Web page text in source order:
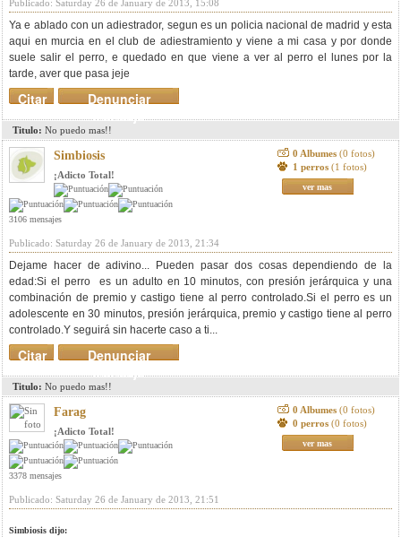
Publicado: Saturday 26 de January de 2013, 15:08
Ya e ablado con un adiestrador, segun es un policia nacional de madrid y esta
aqui en murcia en el club de adiestramiento y viene a mi casa y por donde
suele salir el perro, e quedado en que viene a ver al perro el lunes por la
tarde, aver que pasa jeje
Denunciar
mensaje
Citar
Titulo: No puedo mas!!
Simbiosis
¡Adicto Total!
3106 mensajes
0 Albumes (0 fotos)
1 perros (1 fotos)
ver mas
Publicado: Saturday 26 de January de 2013, 21:34
Dejame hacer de adivino... Pueden pasar dos cosas dependiendo de la
edad:Si el perro es un adulto en 10 minutos, con presión jerárquica y una
combinación de premio y castigo tiene al perro controlado.Si el perro es un
adolescente en 30 minutos, presión jerárquica, premio y castigo tiene al perro
controlado.Y seguirá sin hacerte caso a ti...
Denunciar
mensaje
Citar
Titulo: No puedo mas!!
Farag
¡Adicto Total!
3378 mensajes
0 Albumes (0 fotos)
0 perros (0 fotos)
ver mas
Publicado: Saturday 26 de January de 2013, 21:51
Simbiosis dijo: